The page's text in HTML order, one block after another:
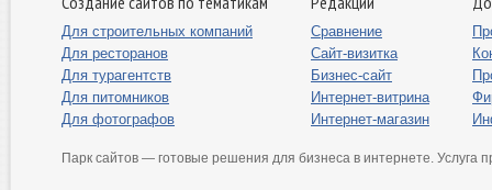
Для строительных компаний
Для ресторанов
Для турагентств
Для питомников
Для фотографов
Сравнение
Сайт-визитка
Бизнес-сайт
Интернет-витрина
Интернет-магазин
Парк сайтов — готовые решения для бизнеса в интернете. Услуга